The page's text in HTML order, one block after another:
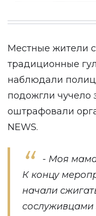
Местные жители
традиционные
наблюдали
подожгли чучело
оштрафовали
NEWS.
- Моя
К концу
начали
сослуживцами